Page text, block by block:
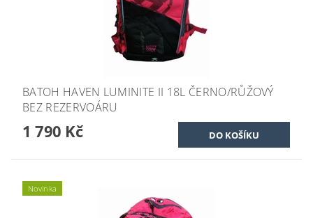
BATOH HAVEN LUMINITE II 18L ČERNO/RŮŽOVÝ
BEZ REZERVOÁRU
1 790 Kč
Novinka